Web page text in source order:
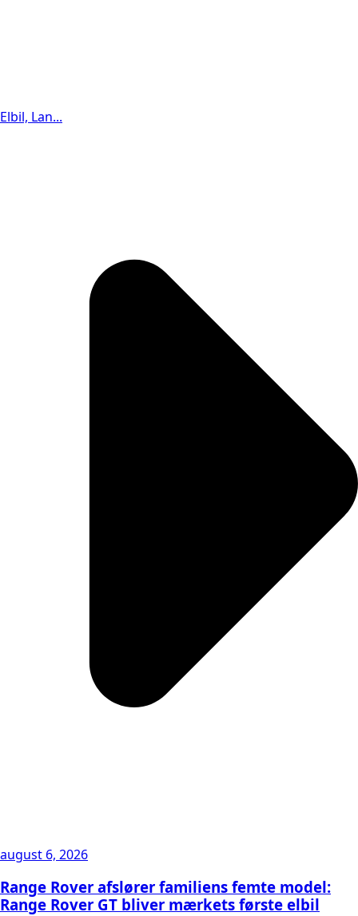
Elbil, Lan...
august 6, 2026
Range Rover afslører familiens femte model:
Range Rover GT bliver mærkets første elbil